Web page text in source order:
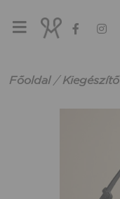
Főoldal/ Kiegészítő